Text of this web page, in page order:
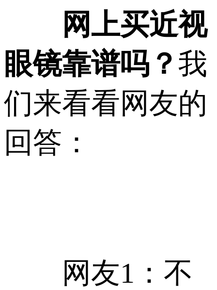
网上买近视
眼镜靠谱吗？我
们来看看网友的
回答：
网友1：不